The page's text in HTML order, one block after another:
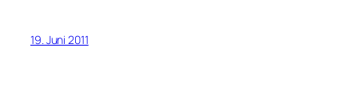
19. Juni 2011